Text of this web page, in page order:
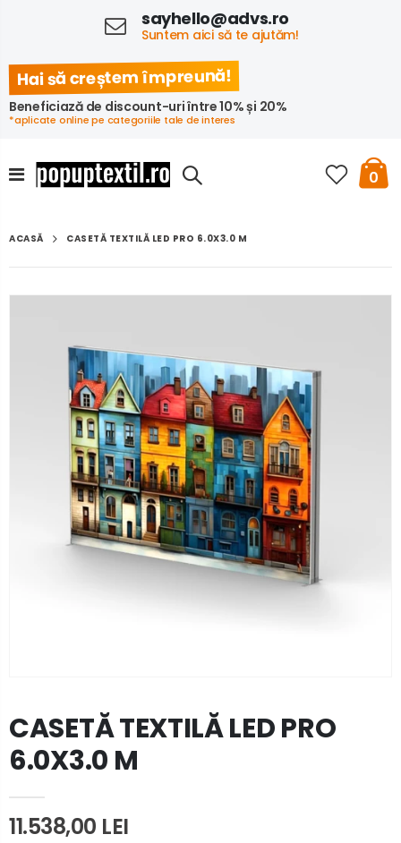
sayhello@advs.ro
Suntem aici să te ajutăm!
Hai să creștem împreună!
Beneficiază de discount-uri între 10% și 20%
*aplicate online pe categoriile tale de interes
0
ACASĂ CASETĂ TEXTILĂ LED PRO 6.0X3.0 M
CASETĂ TEXTILĂ LED PRO
6.0X3.0 M
11.538,00 LEI